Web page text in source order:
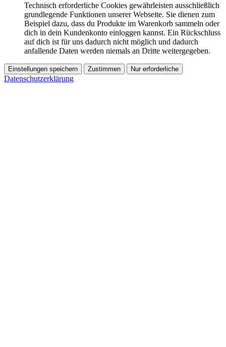
Technisch erforderliche Cookies gewährleisten ausschließlich
grundlegende Funktionen unserer Webseite. Sie dienen zum
Beispiel dazu, dass du Produkte im Warenkorb sammeln oder
dich in dein Kundenkonto einloggen kannst. Ein Rückschluss
auf dich ist für uns dadurch nicht möglich und dadurch
anfallende Daten werden niemals an Dritte weitergegeben.
Einstellungen speichern Zustimmen Nur erforderliche
Datenschutzerklärung